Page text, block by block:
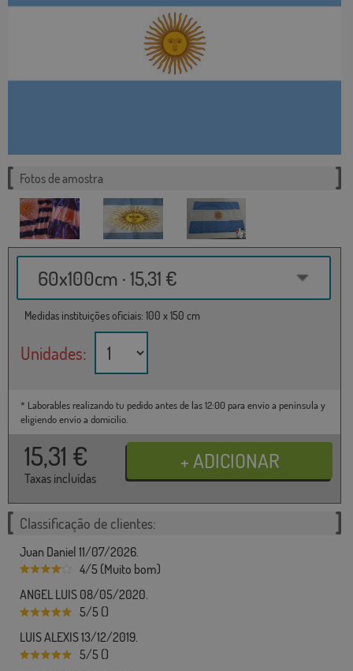
Fotos de amostra
60x100cm · 15,31 €
Medidas instituições oficiais: 100 x 150 cm
Unidades:
* Laborables realizando tu pedido antes de las 12:00 para envío a península y
eligiendo envío a domicilio.
15,31 €
Taxas incluídas
Classificação de clientes:
Juan Daniel 11/07/2026.
4/5 (Muito bom)
ANGEL LUIS 08/05/2020.
5/5 ()
LUIS ALEXIS 13/12/2019.
5/5 ()